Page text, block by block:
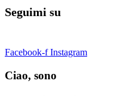
Seguimi su
Facebook-f Instagram
Ciao, sono